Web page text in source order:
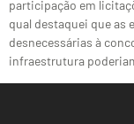
participação em
qual destaquei que as
desnecessárias à
infraestrutura